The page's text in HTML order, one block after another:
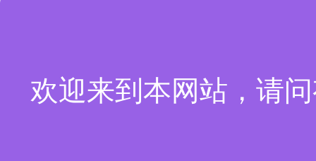
欢迎来到本网站，请